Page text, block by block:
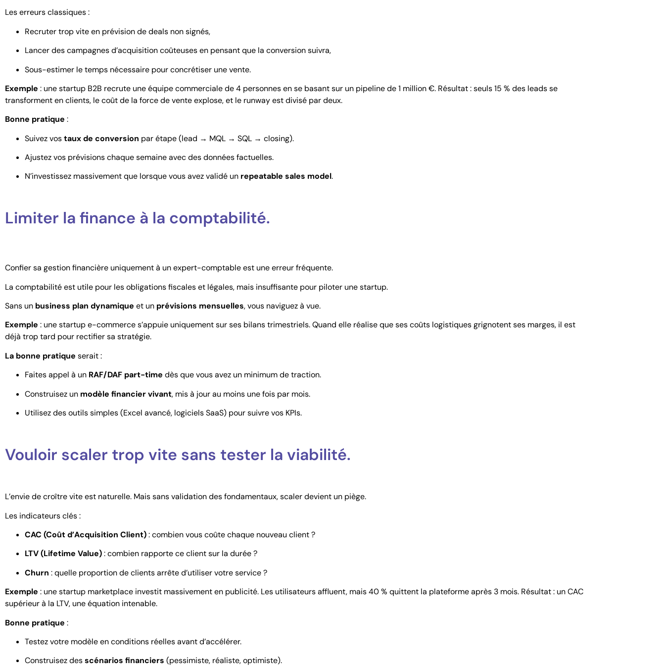
Les erreurs classiques :
Recruter trop vite en prévision de deals non signés,
Lancer des campagnes d’acquisition coûteuses en pensant que la conversion suivra,
Sous-estimer le temps nécessaire pour concrétiser une vente.
Exemple : une startup B2B recrute une équipe commerciale de 4 personnes en se basant sur un pipeline de 1 million €. Résultat : seuls 15 % des leads se
transforment en clients, le coût de la force de vente explose, et le runway est divisé par deux.
Bonne pratique :
Suivez vostaux de conversion par étape (lead → MQL → SQL → closing).
Ajustez vos prévisions chaque semaine avec des données factuelles.
N’investissez massivement que lorsque vous avez validé un repeatable sales model.
Limiter la finance à la comptabilité.
Confier sa gestion financière uniquement à un expert-comptable est une erreur fréquente.
La comptabilité est utile pour les obligations fiscales et légales, mais insuffisante pour piloter une startup.
Sans un business plan dynamique et un prévisions mensuelles, vous naviguez à vue.
Exemple : une startup e-commerce s’appuie uniquement sur ses bilans trimestriels. Quand elle réalise que ses coûts logistiques grignotent ses marges, il est
déjà trop tard pour rectifier sa stratégie.
La bonne pratique serait :
Faites appel à un RAF/DAF part-time dès que vous avez un minimum de traction.
Construisez un modèle financier vivant, mis à jour au moins une fois par mois.
Utilisez des outils simples (Excel avancé, logiciels SaaS) pour suivre vos KPIs.
Vouloir scaler trop vite sans tester la viabilité.
L’envie de croître vite est naturelle. Mais sans validation des fondamentaux, scaler devient un piège.
Les indicateurs clés :
CAC (Coût d’Acquisition Client): combien vous coûte chaque nouveau client ?
LTV (Lifetime Value): combien rapporte ce client sur la durée ?
Churn : quelle proportion de clients arrête d’utiliser votre service ?
Exemple : une startup marketplace investit massivement en publicité. Les utilisateurs affluent, mais 40 % quittent la plateforme après 3 mois. Résultat : un CAC
supérieur à la LTV, une équation intenable.
Bonne pratique :
Testez votre modèle en conditions réelles avant d’accélérer.
Construisez desscénarios financiers (pessimiste, réaliste, optimiste).